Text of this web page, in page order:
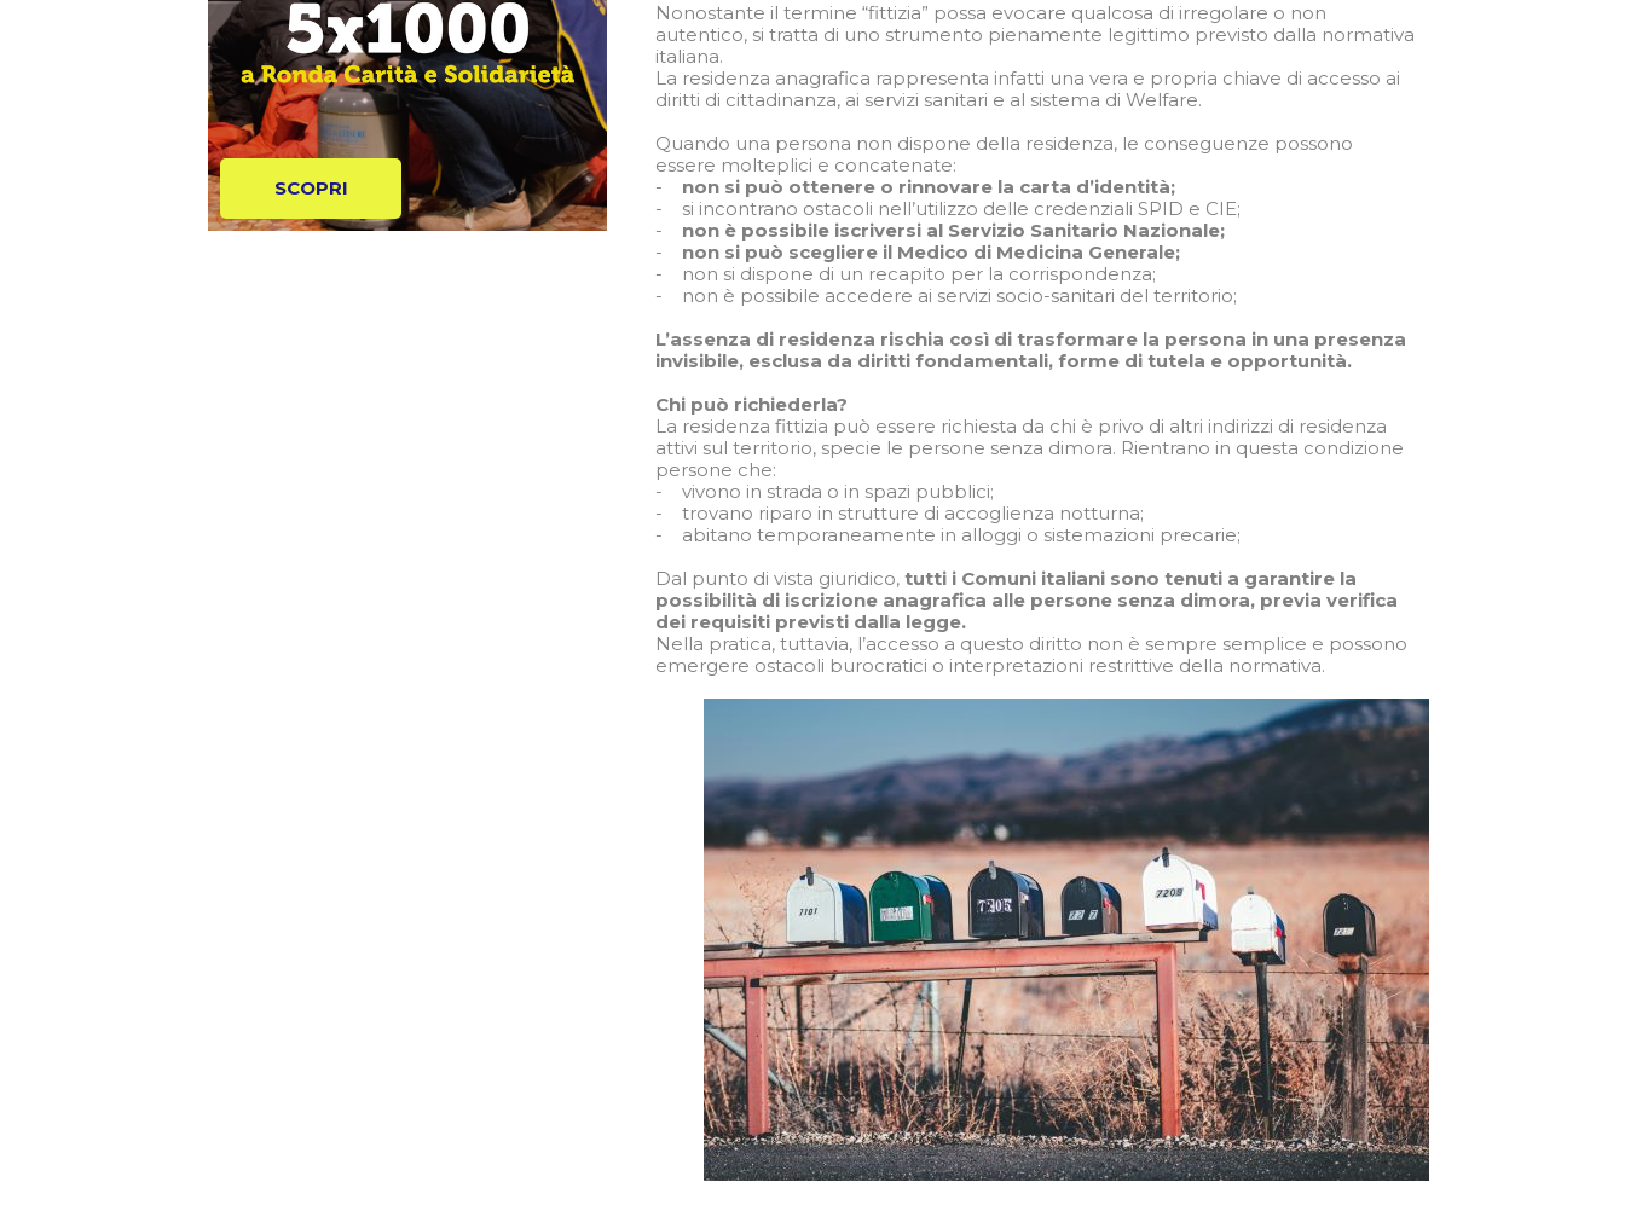
SCOPRI
Nonostante il termine “fittizia” possa evocare qualcosa di irregolare o non
autentico, si tratta di uno strumento pienamente legittimo previsto dalla normativa
italiana.
La residenza anagrafica rappresenta infatti una vera e propria chiave di accesso ai
diritti di cittadinanza, ai servizi sanitari e al sistema di Welfare.
Quando una persona non dispone della residenza, le conseguenze possono
essere molteplici e concatenate:
- non si può ottenere o rinnovare la carta d’identità;
- si incontrano ostacoli nell’utilizzo delle credenziali SPID e CIE;
- non è possibile iscriversi al Servizio Sanitario Nazionale;
- non si può scegliere il Medico di Medicina Generale;
- non si dispone di un recapito per la corrispondenza;
- non è possibile accedere ai servizi socio-sanitari del territorio;
L’assenza di residenza rischia così di trasformare la persona in una presenza
invisibile, esclusa da diritti fondamentali, forme di tutela e opportunità.
Chi può richiederla?
La residenza fittizia può essere richiesta da chi è privo di altri indirizzi di residenza
attivi sul territorio, specie le persone senza dimora. Rientrano in questa condizione
persone che:
- vivono in strada o in spazi pubblici;
- trovano riparo in strutture di accoglienza notturna;
- abitano temporaneamente in alloggi o sistemazioni precarie;
Dal punto di vista giuridico, tutti i Comuni italiani sono tenuti a garantire la
possibilità di iscrizione anagrafica alle persone senza dimora, previa verifica
dei requisiti previsti dalla legge.
Nella pratica, tuttavia, l’accesso a questo diritto non è sempre semplice e possono
emergere ostacoli burocratici o interpretazioni restrittive della normativa.